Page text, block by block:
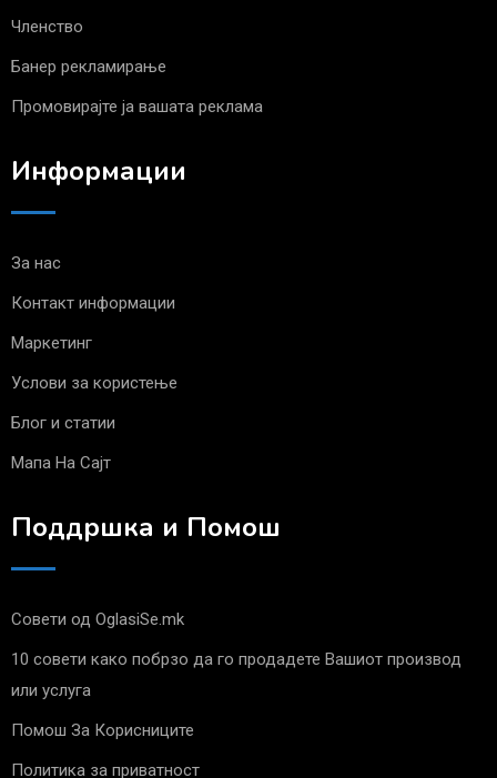
Членство
Банер рекламирање
Промовирајте ја вашата реклама
Информации
За нас
Контакт информации
Маркетинг
Услови за користење
Блог и статии
Мапа На Сајт
Поддршка и Помош
Совети од OglasiSe.mk
10 совети како побрзо да го продадете Вашиот производ
или услуга
Помош За Корисниците
Политика за приватност